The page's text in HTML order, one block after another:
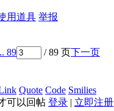
用道具 举报
89 / 89 页下一页
Quote Code Smilies
可以回帖 登录 | 立即注册